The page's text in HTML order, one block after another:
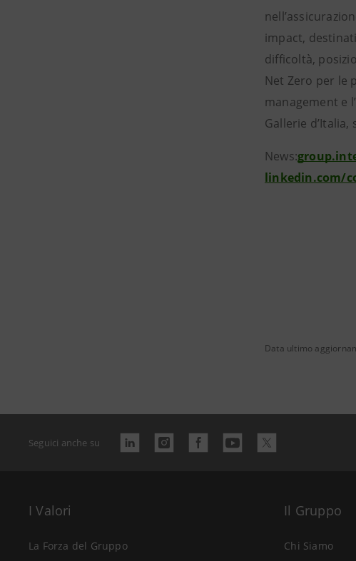
impact,
difficoltà,
Net Zero per le
management e
Gallerie
News:
linkedin.com/
Data ultimo
Seguici anche su
I Valori
La Forza del Gruppo
Il Gruppo
Chi Siamo